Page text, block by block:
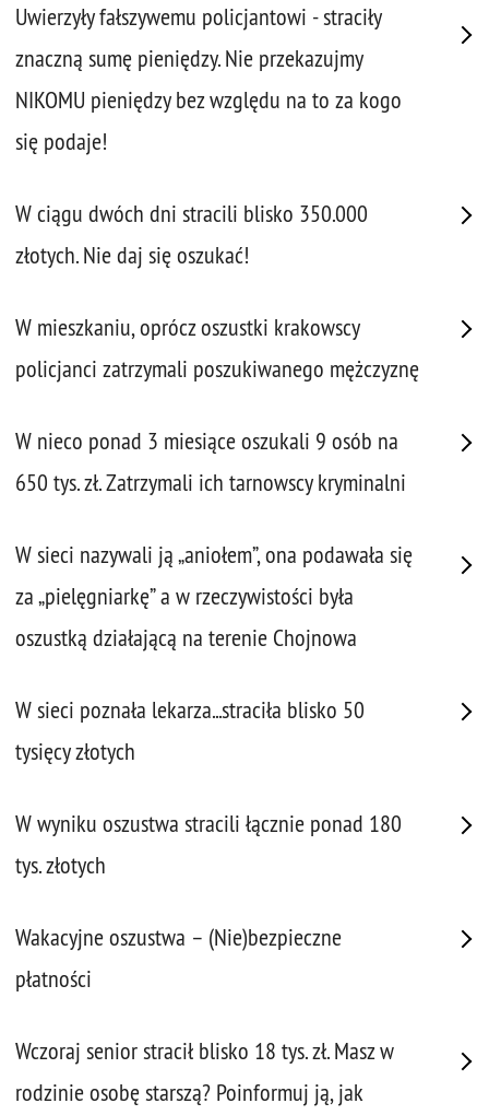
Uwierzyły fałszywemu policjantowi - straciły
znaczną sumę pieniędzy. Nie przekazujmy
NIKOMU pieniędzy bez względu na to za kogo
się podaje!
W ciągu dwóch dni stracili blisko 350.000
złotych. Nie daj się oszukać!
W mieszkaniu, oprócz oszustki krakowscy
policjanci zatrzymali poszukiwanego mężczyznę
W nieco ponad 3 miesiące oszukali 9 osób na
650 tys. zł. Zatrzymali ich tarnowscy kryminalni
W sieci nazywali ją „aniołem”, ona podawała się
za „pielęgniarkę” a w rzeczywistości była
oszustką działającą na terenie Chojnowa
W sieci poznała lekarza...straciła blisko 50
tysięcy złotych
W wyniku oszustwa stracili łącznie ponad 180
tys. złotych
Wakacyjne oszustwa – (Nie)bezpieczne
płatności
Wczoraj senior stracił blisko 18 tys. zł. Masz w
rodzinie osobę starszą? Poinformuj ją, jak